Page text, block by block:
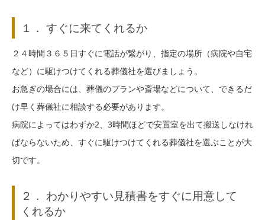
１． すぐに来てくれるか
２４時間３６５日すぐに電話が繋がり、指定の場所（病院や自宅
など）に駆けつけてくれる葬儀社を選びましょう。
お急ぎの場合には、葬儀のプランや斎場などについて、できるだ
け早く葬儀社に相談する必要があります。
病院によってはわずか2、3時間ほどで安置室を出て搬送しなけれ
ばならないため、すぐに駆けつけてくれる葬儀社を選ぶことが大
切です。
２． わかりやすい見積書をすぐに用意して
くれるか